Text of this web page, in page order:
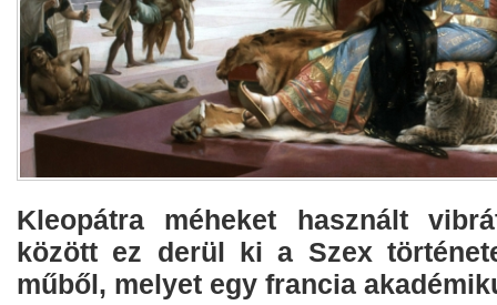
Kleopátra méheket használt
között ez derül ki a Szex
műből, melyet egy francia